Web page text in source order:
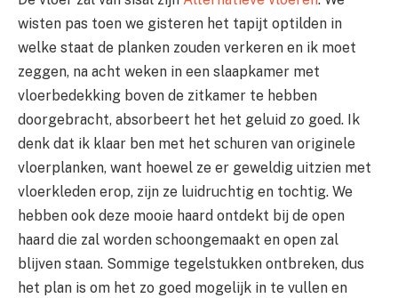
wisten pas toen we gisteren het tapijt optilden in
welke staat de planken zouden verkeren en ik moet
zeggen, na acht weken in een slaapkamer met
vloerbedekking boven de zitkamer te hebben
doorgebracht, absorbeert het het geluid zo goed. Ik
denk dat ik klaar ben met het schuren van originele
vloerplanken, want hoewel ze er geweldig uitzien met
vloerkleden erop, zijn ze luidruchtig en tochtig. We
hebben ook deze mooie haard ontdekt bij de open
haard die zal worden schoongemaakt en open zal
blijven staan. Sommige tegelstukken ontbreken, dus
het plan is om het zo goed mogelijk in te vullen en